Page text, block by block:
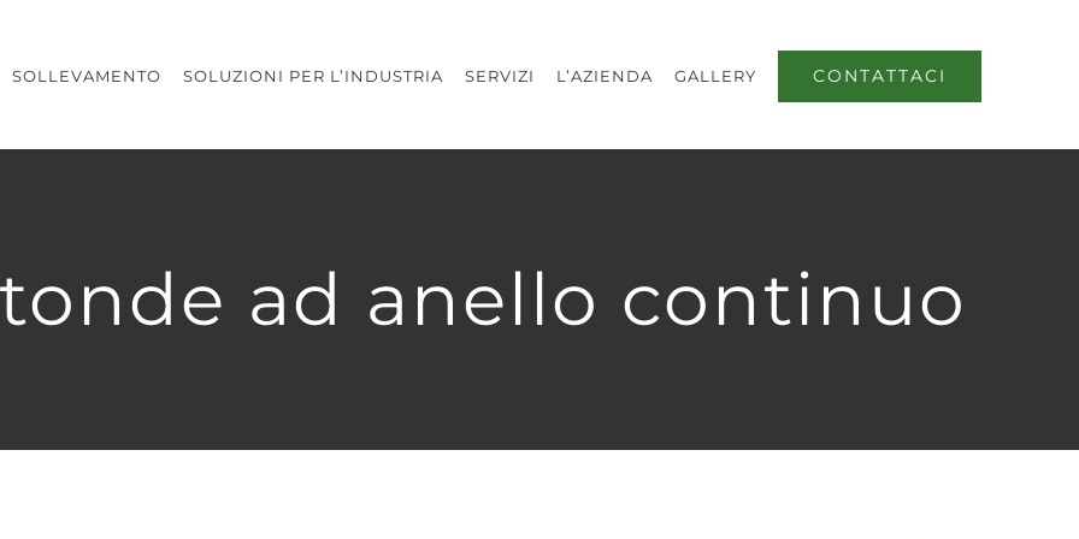
SOLLEVAMENTO SOLUZIONI PER L’INDUSTRIA SERVIZI L’AZIENDA GALLERY CONTATTACI
tonde ad anello continuo